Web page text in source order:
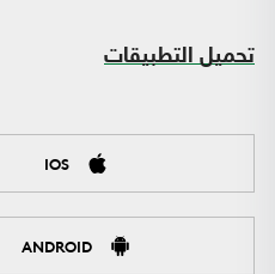
تحميل التطبيقات
IOS
ANDROID